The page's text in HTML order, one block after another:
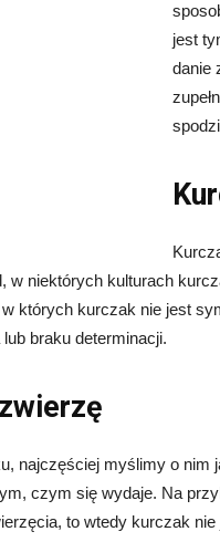
jest
danie
w niektórych kulturach
których kurczak nie jest
braku determinacji.
najczęściej myślimy o nim
czym się wydaje. Na
to wtedy kurczak